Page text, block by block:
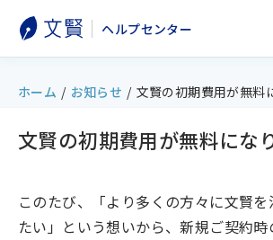
ヘルプセンター
ホーム / お知らせ / 文賢の初期費用が無料
文賢の初期費用が無料にな
このたび、「より多くの方々に文賢
たい」という想いから、新規ご契約